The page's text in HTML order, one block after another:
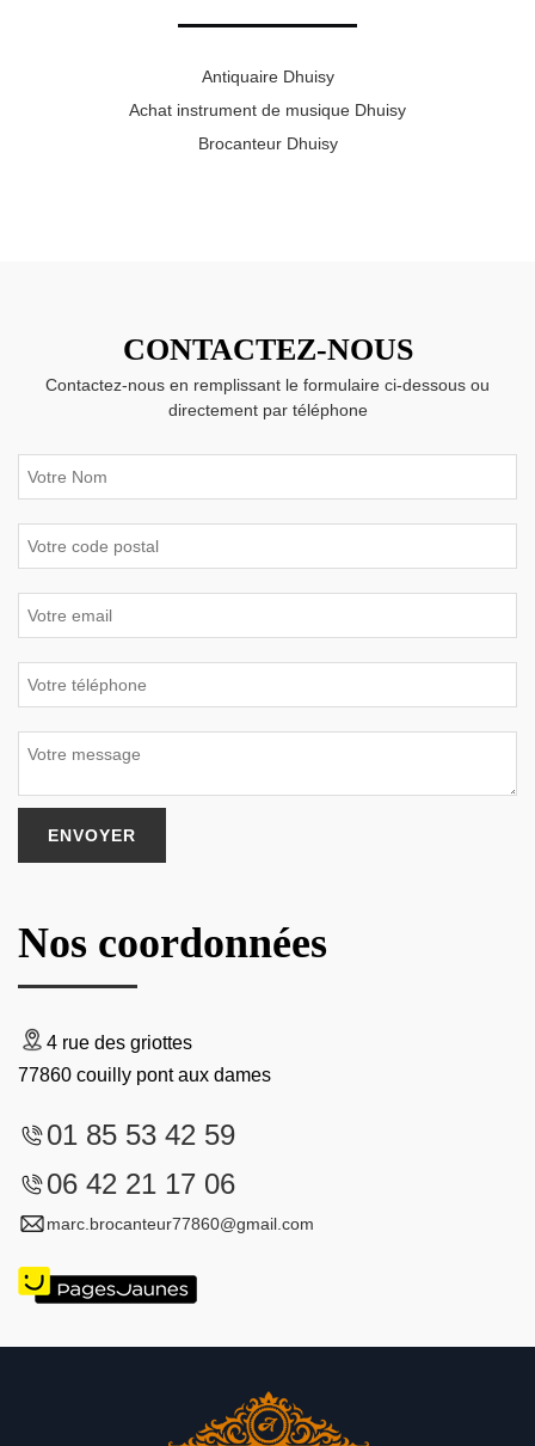
Antiquaire Dhuisy
Achat instrument de musique Dhuisy
Brocanteur Dhuisy
CONTACTEZ-NOUS
Contactez-nous en remplissant le formulaire ci-dessous ou
directement par téléphone
Nos coordonnées
4 rue des griottes
77860 couilly pont aux dames
01 85 53 42 59
06 42 21 17 06
marc.brocanteur77860@gmail.com